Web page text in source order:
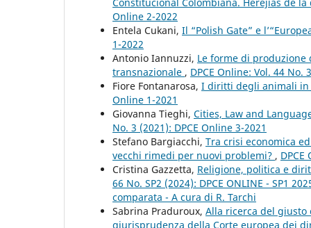
Online 2-2022
Entela Cukani, Il “Polish Gate” e
1-2022
Antonio Iannuzzi, Le forme di
transnazionale , DPCE Online: Vol. 44 No.
Fiore Fontanarosa, I diritti degli animali in
Online 1-2021
Giovanna Tieghi, Cities, Law and
No. 3 (2021): DPCE Online 3-2021
Stefano Bargiacchi, Tra crisi economica
vecchi rimedi per nuovi problemi? , DPCE
Cristina Gazzetta, Religione, politica e
66 No. SP2 (2024): DPCE ONLINE - SP1
comparata - A cura di R. Tarchi
Sabrina Praduroux, Alla ricerca del
giurisprudenza della Corte europea dei